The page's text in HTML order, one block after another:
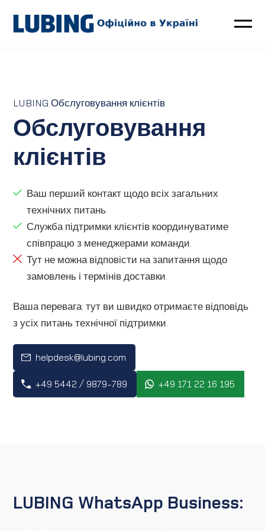
Контакти
LUBING GreenTec
Новини
Про компанію
LUBING Обслуговування клієнтів
Обслуговування
клієнтів
Ваш перший контакт щодо всіх загальних
технічних питань.
Служба підтримки клієнтів координуватиме
співпрацю з менеджерами команди.
Тут не можна відповісти на запитання щодо
замовлень і термінів доставки.
Ваша перевага: тут ви швидко отримаєте відповідь
з усіх питань технічної підтримки.
helpdesk@lubing.com
+49 5442 / 9879-789 +49 171 22 16 195
LUBING WhatsApp Business: